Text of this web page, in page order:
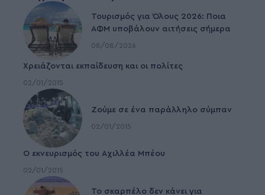
Τουρισμός για Όλους 2026: Ποια
ΑΦΜ υποβάλουν αιτήσεις σήμερα
08/08/2026
Χρειάζονται εκπαίδευση και οι πολίτες
02/01/2015
Ζούμε σε ένα παράλληλο σύμπαν
02/01/2015
Ο εκνευρισμός του Αχιλλέα Μπέου
02/01/2015
To σκαρπέλο δεν κάνει για